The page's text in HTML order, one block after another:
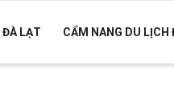
ĐÀ LẠT CẨM NANG DU LỊCH